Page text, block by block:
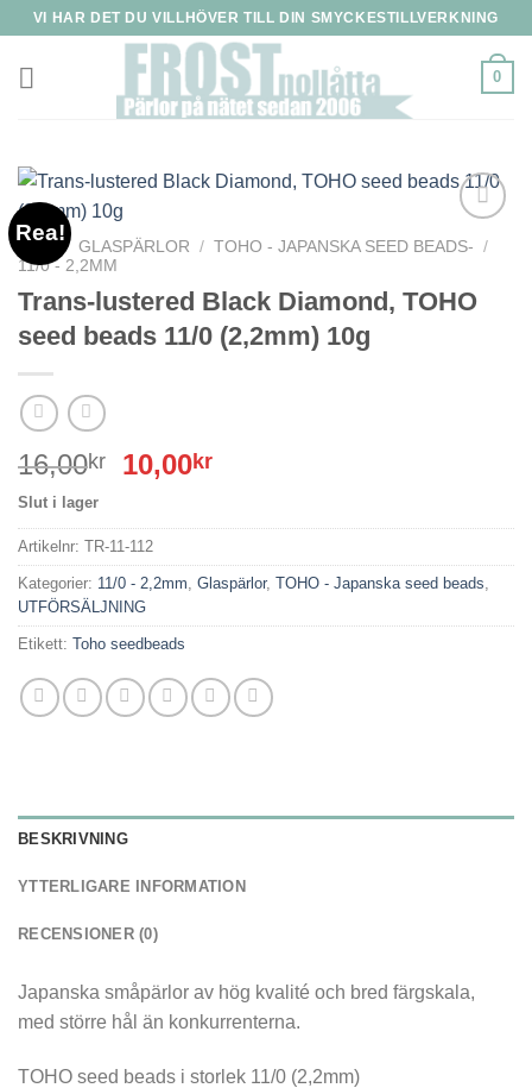
Skip
content
VI HAR DET DU VILLHÖVER TILL DIN SMYCKESTILLVERKNING
0
Rea!
/ GLASPÄRLOR / TOHO - JAPANSKA SEED BEADS-
/
11/0 - 2,2MM
Trans-lustered Black Diamond, TOHO
seed beads 11/0 (2,2mm) 10g
16,00kr
Det
priset
var:
16,00kr.
10,00krDet
priset
10,00kr.
Slut i lager
Artikelnr: TR-11-112
Kategorier: 11/0 - 2,2mm, Glaspärlor, TOHO - Japanska seed beads,
UTFÖRSÄLJNING
Etikett: Toho seedbeads
BESKRIVNING
YTTERLIGARE INFORMATION
RECENSIONER (0)
Japanska småpärlor av hög kvalité och bred färgskala,
med större hål än konkurrenterna.
TOHO seed beads i storlek 11/0 (2,2mm)